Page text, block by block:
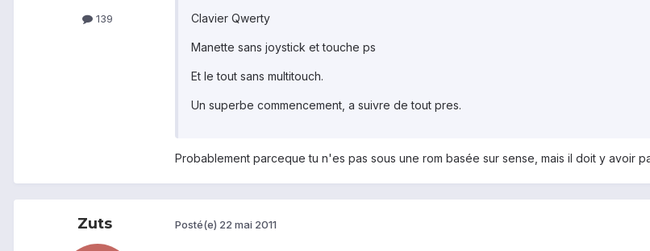
139 Clavier Qwerty
Manette sans joystick et touche ps
Et le tout sans multitouch.
Un superbe commencement, a suivre de tout pres.
Probablement parceque tu n'es pas sous une rom basée sur sense, mais il doit y avoir
Zuts Posté(e) 22 mai 2011